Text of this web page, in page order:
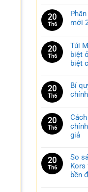
20
Th6
mới
20
Th6
Túi
biệt
biệt
20
Th6
Bí
20
Th6
giả
20
Th6
So
Kors
bền